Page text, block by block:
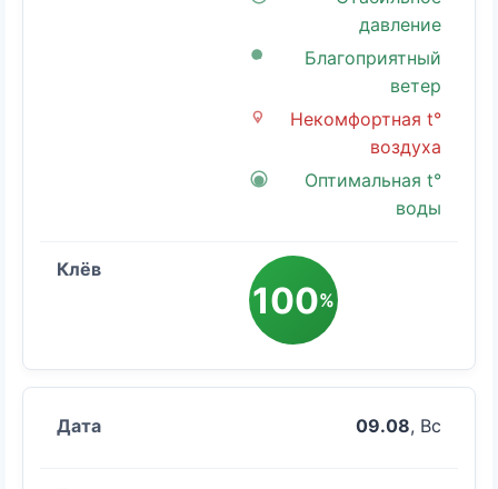
давление
Благоприятный
ветер
Некомфортная t°
воздуха
Оптимальная t°
воды
100%
09.08, Вс